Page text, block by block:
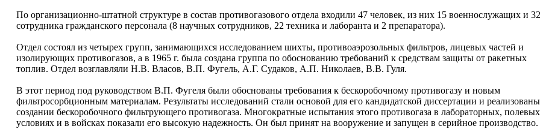
По организационно-штатной структуре в состав противогазового отдела входили 47 человек, из них 15 военнослужащих и 32
сотрудника гражданского персонала (8 научных сотрудников, 22 техника и лаборанта и 2 препаратора).
Отдел состоял из четырех групп, занимающихся исследованием шихты, противоаэрозольных фильтров, лицевых частей и
изолирующих противогазов, а в 1965 г. была создана группа по обоснованию требований к средствам защиты от ракетных
топлив. Отдел возглавляли Н.В. Власов, В.П. Фугель, А.Г. Судаков, А.П. Николаев, В.В. Гуля.
В этот период под руководством В.П. Фугеля были обоснованы требования к бескоробочному противогазу и новым
фильтросорбционным материалам. Результаты исследований стали основой для его кандидатской диссертации и
создании бескоробочного фильтрующего противогаза. Многократные испытания этого противогаза в лабораторных, полевых
условиях и в войсках показали его высокую надежность. Он был принят на вооружение и запущен в серийное производство.